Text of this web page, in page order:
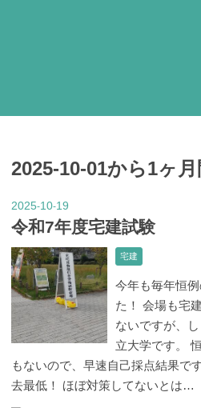
2025-10-01から1ヶ
2025-10-19
令和7年度宅建試験
宅建
今年も毎年恒
た！ 会場も宅
ないですが、
立大学です。
もないので、早速自己採点結果で
去最低！ ほぼ対策してないとは…